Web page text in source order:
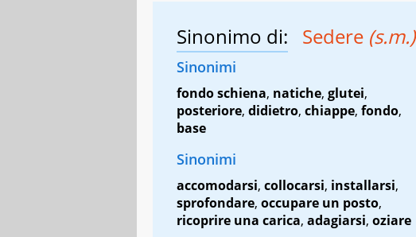
Sinonimo di: Sedere (s.m.)
Sinonimi
fondo schiena, natiche, glutei,
posteriore, didietro, chiappe, fondo,
base
Sinonimi
accomodarsi, collocarsi, installarsi,
sprofondare, occupare un posto,
ricoprire una carica, adagiarsi, oziare